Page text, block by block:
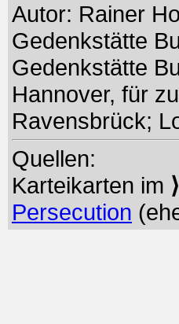
Autor: Rainer
Gedenkstätte
Gedenkstätte
Hannover, für
Ravensbrück;
Quellen:
Karteikarten im ⟩
Persecution